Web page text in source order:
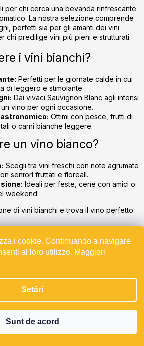
i cookie. Continuando a navigare
al loro utilizzo. Maggiori
Setări
Sunt de acord
l
u
l
l
i
s
t
ă
r
i
l
o
r
per chi cerca una bevanda rinfrescante
La nostra selezione comprende
perfetti sia per gli amanti dei vini
chi predilige vini più pieni e strutturati.
i vini bianchi?
Perfetti per le giornate calde in cui
di leggero e stimolante.
Dai vivaci Sauvignon Blanc agli intensi
un vino per ogni occasione.
Ottimi con pesce, frutti di
o carni bianche leggere.
un vino bianco?
Scegli tra vini freschi con note agrumate
sentori fruttati e floreali.
Ideali per feste, cene con amici o
weekend.
di vini bianchi e trova il vino perfetto
Sede
Bevande s.r.o.
Vinořská 357
73 Přezletice,